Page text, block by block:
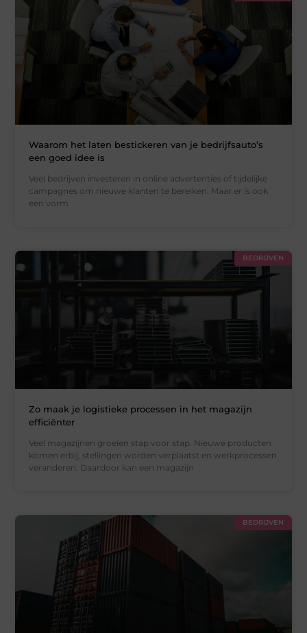
Waarom het laten bestickeren van je bedrijfsauto’s
een goed idee is
Veel bedrijven investeren in online advertenties of tijdelijke
campagnes om nieuwe klanten te bereiken. Maar er is ook
een vorm
BEDRIJVEN
Zo maak je logistieke processen in het magazijn
efficiënter
Veel magazijnen groeien stap voor stap. Nieuwe producten
komen erbij, stellingen worden verplaatst en werkprocessen
veranderen. Daardoor kan een magazijn
BEDRIJVEN